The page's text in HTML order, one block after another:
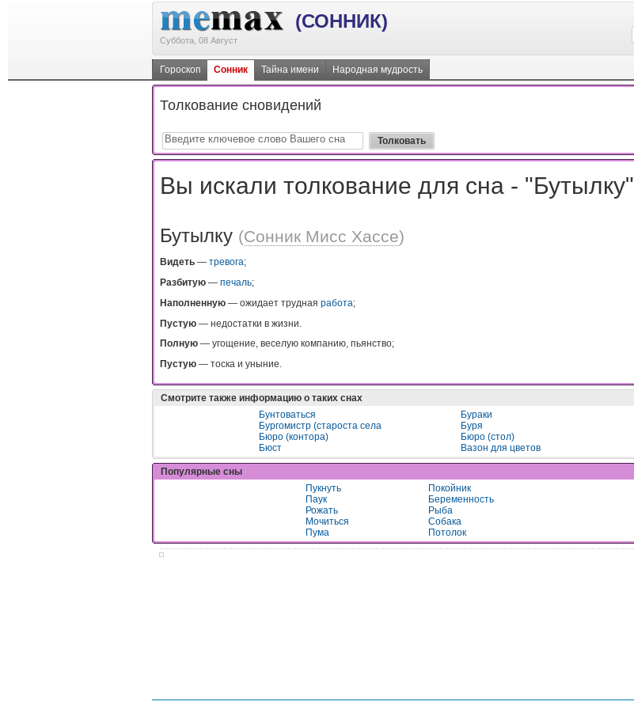
(СОННИК)
Суббота, 08 Август
Гороскоп Сонник Тайна имени Народная мудрость
Толкование сновидений
Вы искали толкование для сна - "Бутылку"
Бутылку (Сонник Мисс Хассе)
Видеть — тревога;
Разбитую — печаль;
Наполненную — ожидает трудная работа;
Пустую — недостатки в жизни.
Пoлнyю — yгoщeниe, вeceлyю кoмпaнию, пьянcтвo;
Пycтyю — тocкa и yныниe.
Смотрите также информацию о таких снах
Бунтоваться
Бураки
Бургомистр (староста села
Буря
Бюро (контора)
Бюро (стол)
Бюст
Вазон для цветов
Популярные сны
Пукнуть
Покойник
Паук
Беременность
Рожать
Рыба
Мочиться
Собака
Пума
Потолок